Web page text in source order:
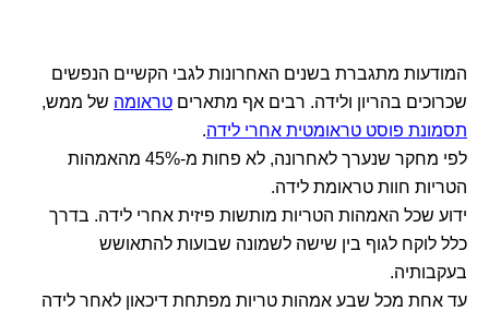
המודעות מתגברת בשנים האחרונות לגבי הקשיים הנפשים
שכרוכים בהריון ולידה. רבים אף מתארים טראומה של ממש,
תסמונת פוסט טראומטית אחרי לידה.
לפי מחקר שנערך לאחרונה, לא פחות מ-45% מהאמהות
הטריות חוות טראומת לידה.
ידוע שכל האמהות הטריות מותשות פיזית אחרי לידה. בדרך
כלל לוקח לגוף בין שישה לשמונה שבועות להתאושש
בעקבותיה.
עד אחת מכל שבע אמהות טריות מפתחת דיכאון לאחר לידה